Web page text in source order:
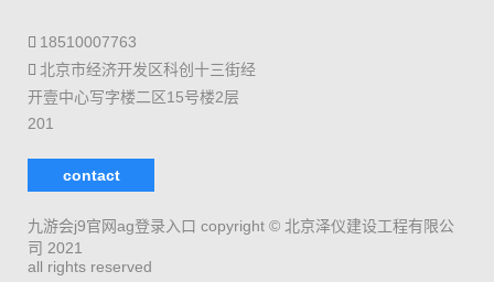
18510007763
北京市经济开发区科创十三街经
开壹中心写字楼二区15号楼2层
201
contact
九游会j9官网ag登录入口 copyright © 北京泽仪建设工程有限公
司 2021
all rights reserved